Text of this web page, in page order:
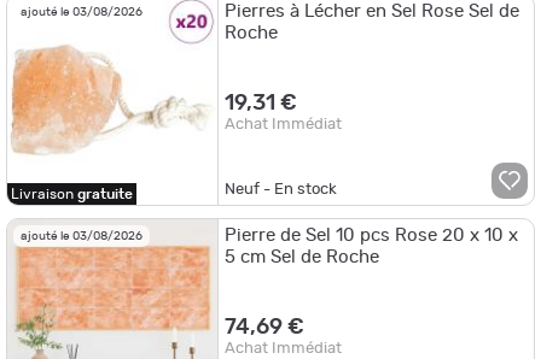
ajouté le 03/08/2026
Livraison gratuite
Pierres à Lécher en Sel Rose Sel de
Roche
19,31 €
Achat Immédiat
Neuf - En stock
ajouté le 03/08/2026
Pierre de Sel 10 pcs Rose 20 x 10 x
5 cm Sel de Roche
74,69 €
Achat Immédiat